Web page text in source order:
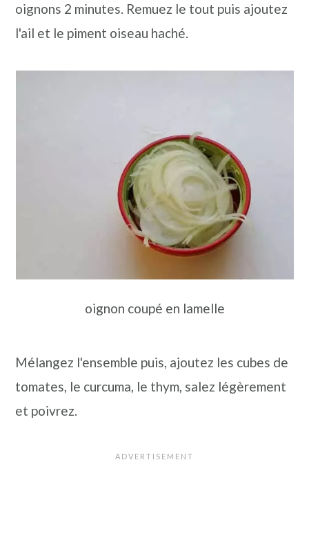
oignons 2 minutes. Remuez le tout puis ajoutez
l'ail et le piment oiseau haché.
oignon coupé en lamelle
Mélangez l'ensemble puis, ajoutez les cubes de
tomates, le curcuma, le thym, salez légèrement
et poivrez.